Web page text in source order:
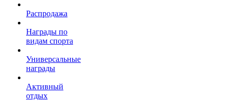
Распродажа
Награды по
видам спорта
Универсальные
награды
Активный
отдых